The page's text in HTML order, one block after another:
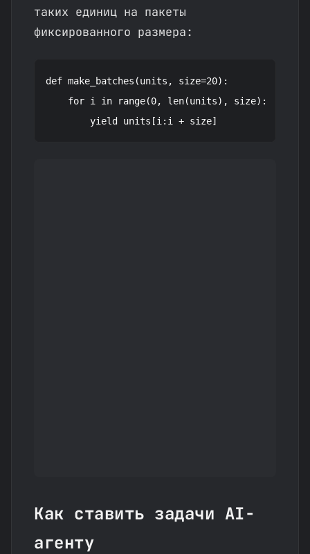
таких единиц на пакеты
фиксированного размера:
def make_batches(units, size=20):
    for i in range(0, len(units), size):
Как ставить задачи AI-
агенту